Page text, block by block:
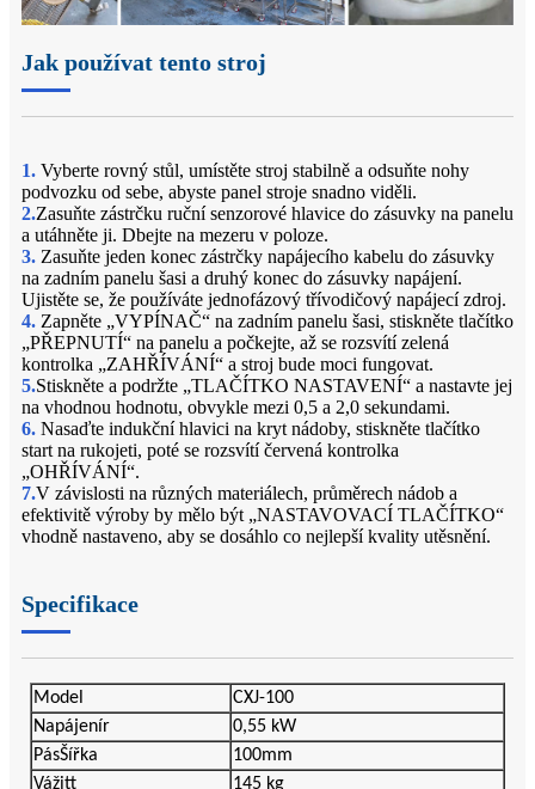
Jak používat tento stroj
1. Vyberte rovný stůl, umístěte stroj stabilně a odsuňte nohy
podvozku od sebe, abyste panel stroje snadno viděli.
2.Zasuňte zástrčku ruční senzorové hlavice do zásuvky na panelu
a utáhněte ji. Dbejte na mezeru v poloze.
3. Zasuňte jeden konec zástrčky napájecího kabelu do zásuvky
na zadním panelu šasi a druhý konec do zásuvky napájení.
Ujistěte se, že používáte jednofázový třívodičový napájecí zdroj.
4. Zapněte „VYPÍNAČ“ na zadním panelu šasi, stiskněte tlačítko
„PŘEPNUTÍ“ na panelu a počkejte, až se rozsvítí zelená
kontrolka „ZAHŘÍVÁNÍ“ a stroj bude moci fungovat.
5.Stiskněte a podržte „TLAČÍTKO NASTAVENÍ“ a nastavte jej
na vhodnou hodnotu, obvykle mezi 0,5 a 2,0 sekundami.
6. Nasaďte indukční hlavici na kryt nádoby, stiskněte tlačítko
start na rukojeti, poté se rozsvítí červená kontrolka
„OHŘÍVÁNÍ“.
7.V závislosti na různých materiálech, průměrech nádob a
efektivitě výroby by mělo být „NASTAVOVACÍ TLAČÍTKO“
vhodně nastaveno, aby se dosáhlo co nejlepší kvality utěsnění.
Specifikace
Model
CXJ-100
Napájenír
0,55 kW
PásŠířka
100mm
Vážit
145 kg